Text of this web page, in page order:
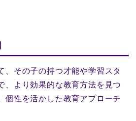
、その子の持つ才能や学習スタ
、より効果的な教育方法を見つ
個性を活かした教育アプローチ